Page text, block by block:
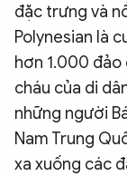
đặc trưng và
Polynesian là
hơn 1.000 đảo
cháu của di
những người
Nam Trung
xa xuống các